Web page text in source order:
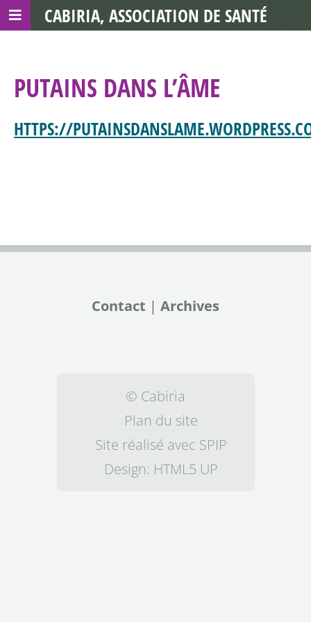
PUTAINS DANS L’ÂME
HTTPS://
Contact | Archives
© Cabiria
Plan du site
Site réalisé avec SPIP
Design: HTML5 UP
CABIRIA, ASSOCIATION DE SANTÉ